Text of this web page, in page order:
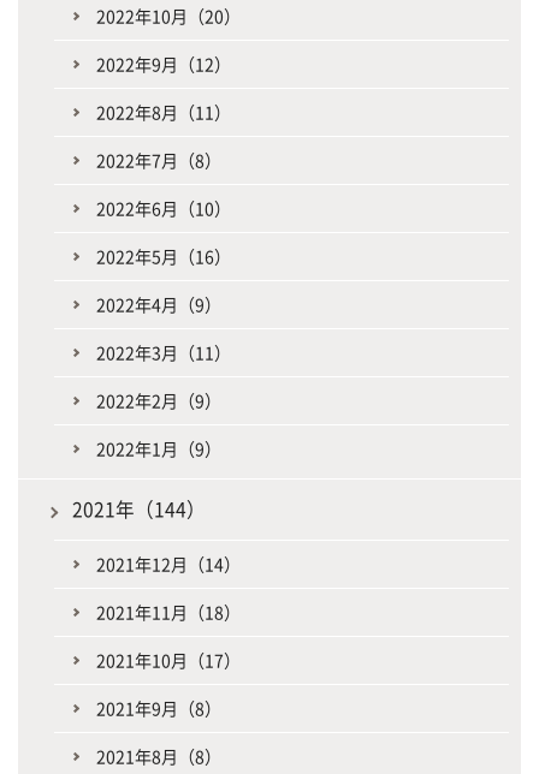
2022年10月（20）
2022年9月（12）
2022年8月（11）
2022年7月（8）
2022年6月（10）
2022年5月（16）
2022年4月（9）
2022年3月（11）
2022年2月（9）
2022年1月（9）
2021年（144）
2021年12月（14）
2021年11月（18）
2021年10月（17）
2021年9月（8）
2021年8月（8）